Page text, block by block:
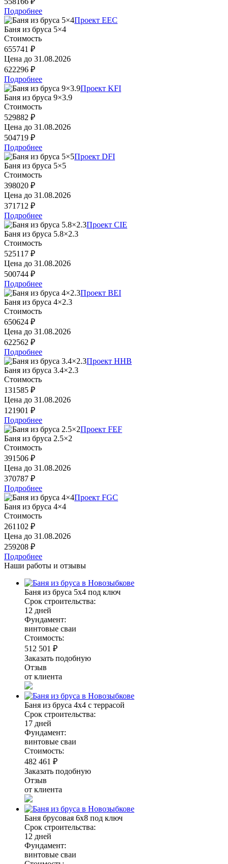
Подробнее
Проект EEC
Баня из бруса 5×4
Стоимость
655741 ₽
Цена до 31.08.2026
622296 ₽
Подробнее
Проект KFI
Баня из бруса 9×3.9
Стоимость
529882 ₽
Цена до 31.08.2026
504719 ₽
Подробнее
Проект DFI
Баня из бруса 5×5
Стоимость
398020 ₽
Цена до 31.08.2026
371712 ₽
Подробнее
Проект CIE
Баня из бруса 5.8×2.3
Стоимость
525117 ₽
Цена до 31.08.2026
500744 ₽
Подробнее
Проект BEI
Баня из бруса 4×2.3
Стоимость
650624 ₽
Цена до 31.08.2026
622562 ₽
Подробнее
Проект HHB
Баня из бруса 3.4×2.3
Стоимость
131585 ₽
Цена до 31.08.2026
121901 ₽
Подробнее
Проект FEF
Баня из бруса 2.5×2
Стоимость
391506 ₽
Цена до 31.08.2026
370787 ₽
Подробнее
Проект FGC
Баня из бруса 4×4
Стоимость
261102 ₽
Цена до 31.08.2026
259208 ₽
Подробнее
Наши работы и отзывы
Баня из бруса 5х4 под ключ
Срок строительства:
12 дней
Фундамент:
винтовые сваи
Стоимость:
512 501 ₽
Заказать подобную
Отзыв
от клиента
Баня из бруса 4х4 с террасой
Срок строительства:
17 дней
Фундамент:
винтовые сваи
Стоимость:
482 461 ₽
Заказать подобную
Отзыв
от клиента
Баня брусовая 6х8 под ключ
Срок строительства:
12 дней
Фундамент:
винтовые сваи